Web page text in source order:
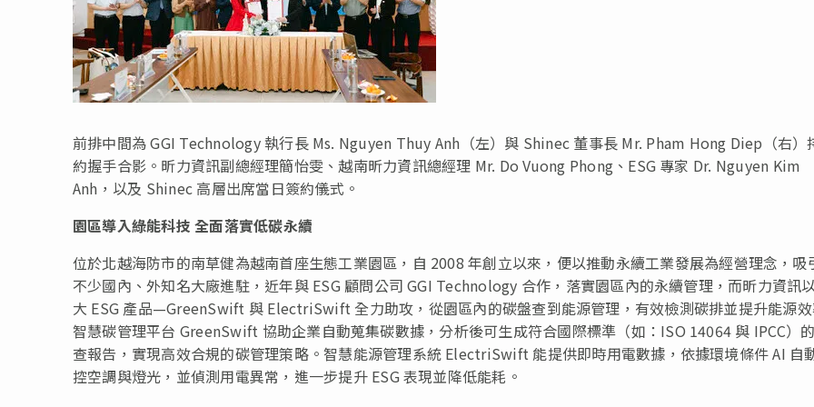
前排中間為 GGI Technology 執行長 Ms. Nguyen Thuy Anh（左）與 Shinec 董事長 Mr. Pham Hong Diep（右）
約握手合影。昕力資訊副總經理簡怡雯、越南昕力資訊總經理 Mr. Do Vuong Phong、ESG 專家 Dr. Nguyen Kim
Anh，以及 Shinec 高層出席當日簽約儀式。
園區導入綠能科技 全面落實低碳永續
位於北越海防市的南草健為越南首座生態工業園區，自 2008 年創立以來，便以推動永續工業發展為經營理念，吸
不少國內、外知名大廠進駐，近年與 ESG 顧問公司 GGI Technology 合作，落實園區內的永續管理，而昕力資訊
大 ESG 產品—GreenSwift 與 ElectriSwift 全力助攻，從園區內的碳盤查到能源管理，有效檢測碳排並提升能源
智慧碳管理平台 GreenSwift 協助企業自動蒐集碳數據，分析後可生成符合國際標準（如：ISO 14064 與 IPCC）
查報告，實現高效合規的碳管理策略。智慧能源管理系統 ElectriSwift 能提供即時用電數據，依據環境條件 AI 自
控空調與燈光，並偵測用電異常，進一步提升 ESG 表現並降低能耗。